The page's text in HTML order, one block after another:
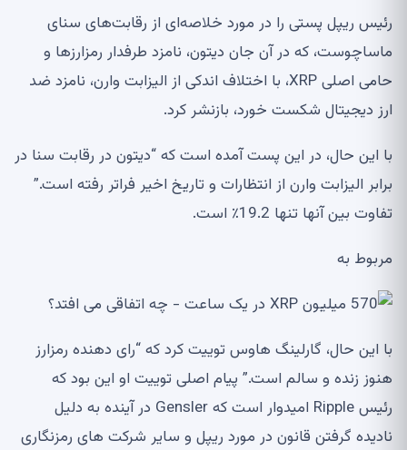
رئیس ریپل پستی را در مورد خلاصه‌ای از رقابت‌های سنای
ماساچوست، که در آن جان دیتون، نامزد طرفدار رمزارزها و
حامی اصلی XRP، با اختلاف اندکی از الیزابت وارن، نامزد ضد
ارز دیجیتال شکست خورد، بازنشر کرد.
با این حال، در این پست آمده است که “دیتون در رقابت سنا در
برابر الیزابت وارن از انتظارات و تاریخ اخیر فراتر رفته است.”
تفاوت بین آنها تنها 19.2٪ است.
مربوط به
با این حال، گارلینگ هاوس توییت کرد که “رای دهنده رمزارز
هنوز زنده و سالم است.” پیام اصلی توییت او این بود که
رئیس Ripple امیدوار است که Gensler در آینده به دلیل
نادیده گرفتن قانون در مورد ریپل و سایر شرکت های رمزنگاری